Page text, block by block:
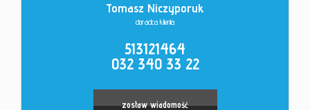
Tomasz Niczyporuk
doradca klienta
513121464
032 340 33 22
zostaw wiadomość